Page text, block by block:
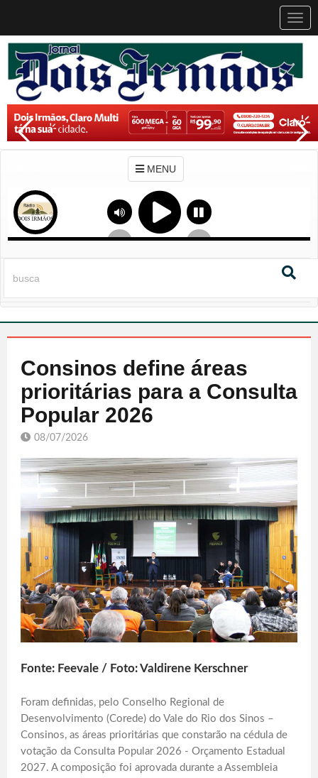
MENU
Consinos define áreas
prioritárias para a Consulta
Popular 2026
08/07/2026
Fonte: Feevale / Foto: Valdirene Kerschner
Foram definidas, pelo Conselho Regional de
Desenvolvimento (Corede) do Vale do Rio dos Sinos –
Consinos, as áreas prioritárias que constarão na cédula de
votação da Consulta Popular 2026 - Orçamento Estadual
2027. A composição foi aprovada durante a Assembleia